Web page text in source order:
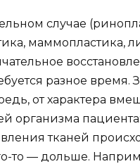
случае
маммопластика,
разное время.
от характера
организма
тканей
то — дольше.